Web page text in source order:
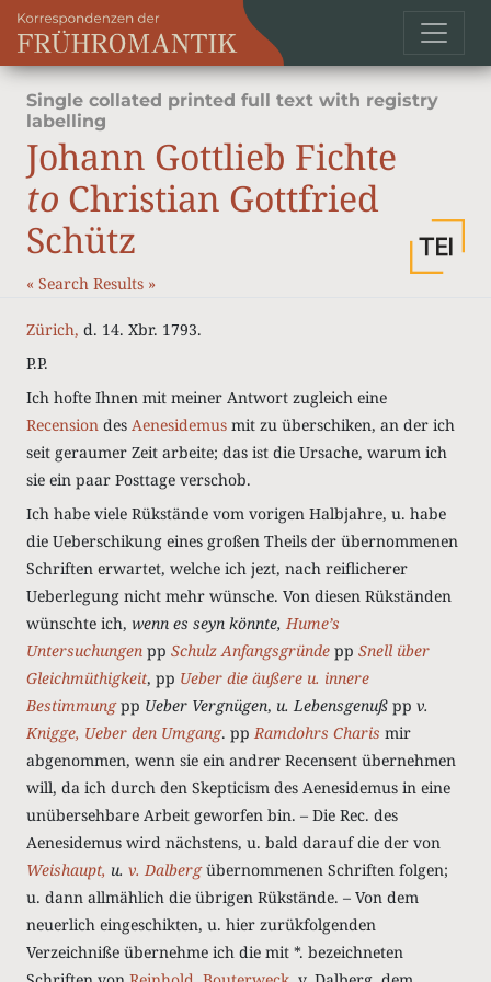
Single collated printed full text with registry
labelling
Johann Gottlieb Fichte
to Christian Gottfried
Schütz
« Search Results »
Zürich, d. 14. Xbr. 1793.
P.P.
Ich hofte Ihnen mit meiner Antwort zugleich eine
Recension des Aenesidemus mit zu überschiken, an der ich
seit geraumer Zeit arbeite; das ist die Ursache, warum ich
sie ein paar Posttage verschob.
Ich habe viele Rükstände vom vorigen Halbjahre, u. habe
die Ueberschikung eines großen Theils der übernommenen
Schriften erwartet, welche ich jezt, nach reiflicherer
Ueberlegung nicht mehr wünsche. Von diesen Rükständen
wünschte ich, wenn es seyn könnte,Hume’s
Untersuchungen pp Schulz Anfangsgründe pp Snell über
Gleichmüthigkeit, pp Ueber die äußere u. innere
Bestimmungpp Ueber Vergnügen, u. Lebensgenuß pp v.
Knigge, Ueber den Umgang. ppRamdohrs Charis mir
abgenommen, wenn sie ein andrer Recensent übernehmen
will, da ich durch den Skepticism des Aenesidemus in eine
unübersehbare Arbeit geworfen bin. – Die Rec. des
Aenesidemus wird nächstens, u. bald darauf die der von
Weishaupt, u. v. Dalberg übernommenen Schriften folgen;
u. dann allmählich die übrigen Rükstände. – Von dem
neuerlich eingeschikten, u. hier zurükfolgenden
Verzeichniße übernehme ich die mit *. bezeichneten